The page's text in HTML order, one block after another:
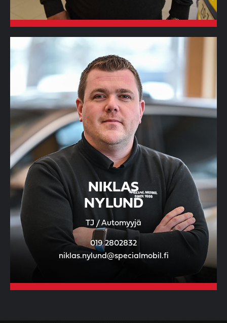
NIKLAS
NYLUND
TJ / Automyyjä
019 2802832
niklas.nylund@specialmobil.fi